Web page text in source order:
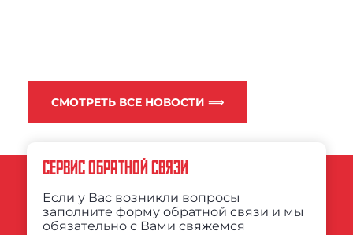
СМОТРЕТЬ ВСЕ НОВОСТИ ⟹
СЕРВИС ОБРАТНОЙ СВЯЗИ
Если у Вас возникли вопросы
заполните форму обратной связи и мы
обязательно с Вами свяжемся